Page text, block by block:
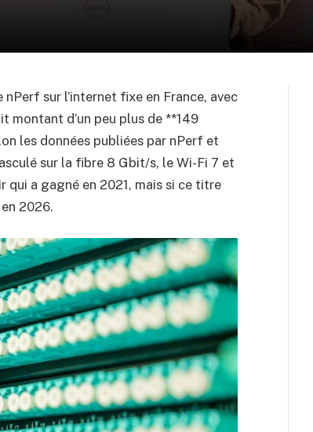
sur l’internet fixe en France, avec
montant d’un peu plus de **149
les données publiées par nPerf et
sur la fibre 8 Gbit/s, le Wi-Fi 7 et
qui a gagné en 2021, mais si ce titre
2026.